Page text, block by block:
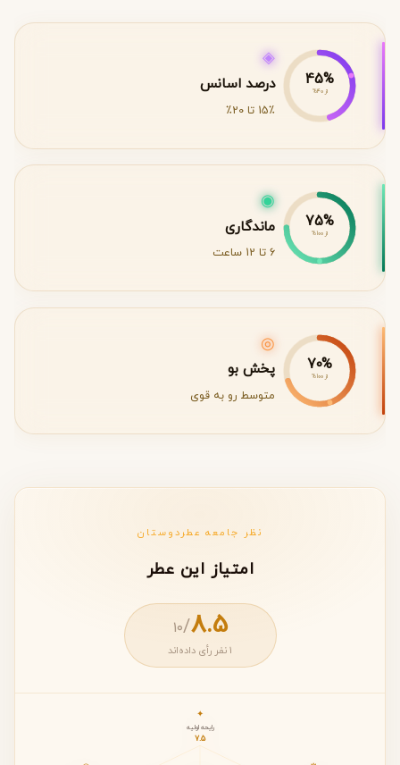
45%
از 40%
◈
درصد اسانس
15٪ تا 20٪
75%
از 100%
◉
ماندگاری
6 تا 12 ساعت
70%
از 100%
◎
پخش بو
متوسط رو به قوی
نظر جامعه عطردوستان
امتیاز این عطر
8.5
/۱۰
1 نفر رأی داده‌اند
✦
رایحه اولیه
7.5